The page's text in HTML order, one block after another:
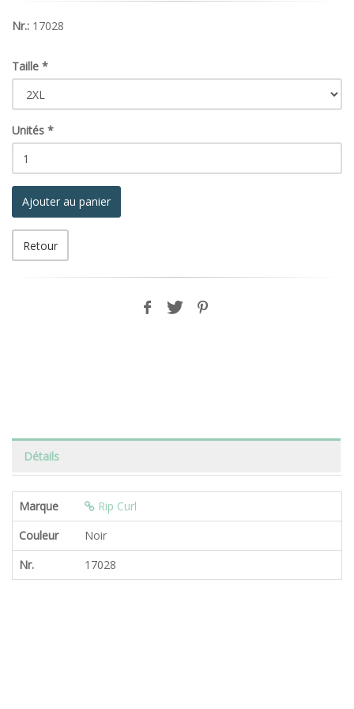
Nr.: 17028
Taille *
Unités *
Ajouter au panier
Retour
Détails
Marque
Rip Curl
Couleur
Noir
Nr.
17028